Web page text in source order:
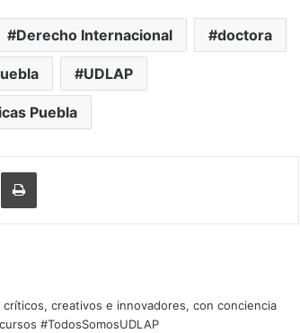
Derecho Internacional doctora
UDLAP
Puebla
via Email Print
creativos e innovadores, con conciencia
#TodosSomosUDLAP